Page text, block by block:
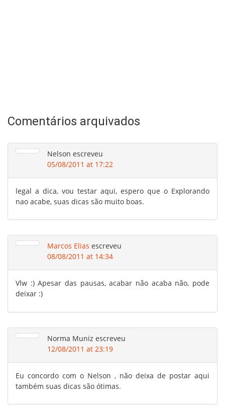
Comentários arquivados
Nelson escreveu
05/08/2011 at 17:22
legal a dica, vou testar aqui, espero que o Explorando
nao acabe, suas dicas são muito boas.
Marcos Elias escreveu
08/08/2011 at 14:34
Vlw :) Apesar das pausas, acabar não acaba não, pode
deixar :)
Norma Muniz escreveu
12/08/2011 at 23:19
Eu concordo com o Nelson , não deixa de postar aqui
também suas dicas são ótimas.